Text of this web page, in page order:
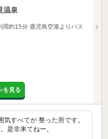
温泉
用約15分 鹿児島空港よりバス
を見る
すべてが 整った所です。
是非来てねー。